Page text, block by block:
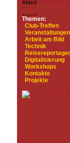
Themen:
Club-Treffen
Veranstaltungen
Arbeit am Bild
Technik
Digitalisierung
Workshops
Kontakte
Projekte